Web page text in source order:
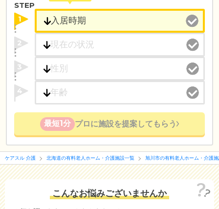
STEP
1
2
3
4
最短1分 プロに施設を提案してもらう
ケアスル 介護 北海道の有料老人ホーム・介護施設一覧 旭川市の有料老人ホーム・介護
こんなお悩みございませんか